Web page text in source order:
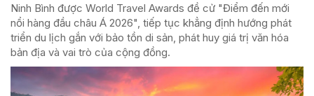
Ninh Bình được World Travel Awards đề cử "Điểm đến mới
nổi hàng đầu châu Á 2026", tiếp tục khẳng định hướng phát
triển du lịch gắn với bảo tồn di sản, phát huy giá trị văn hóa
bản địa và vai trò của cộng đồng.